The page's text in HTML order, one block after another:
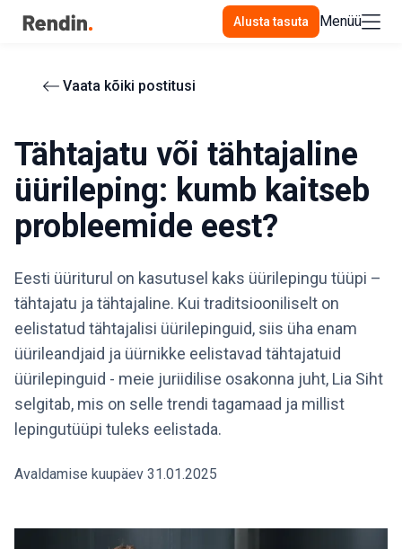
Alusta tasuta Menüü
Vaata kõiki postitusi
Tähtajatu või tähtajaline
üürileping: kumb kaitseb
probleemide eest?
Eesti üüriturul on kasutusel kaks üürilepingu tüüpi –
tähtajatu ja tähtajaline. Kui traditsiooniliselt on
eelistatud tähtajalisi üürilepinguid, siis üha enam
üürileandjaid ja üürnikke eelistavad tähtajatuid
üürilepinguid - meie juriidilise osakonna juht, Lia Siht
selgitab, mis on selle trendi tagamaad ja millist
lepingutüüpi tuleks eelistada.
Avaldamise kuupäev 31.01.2025